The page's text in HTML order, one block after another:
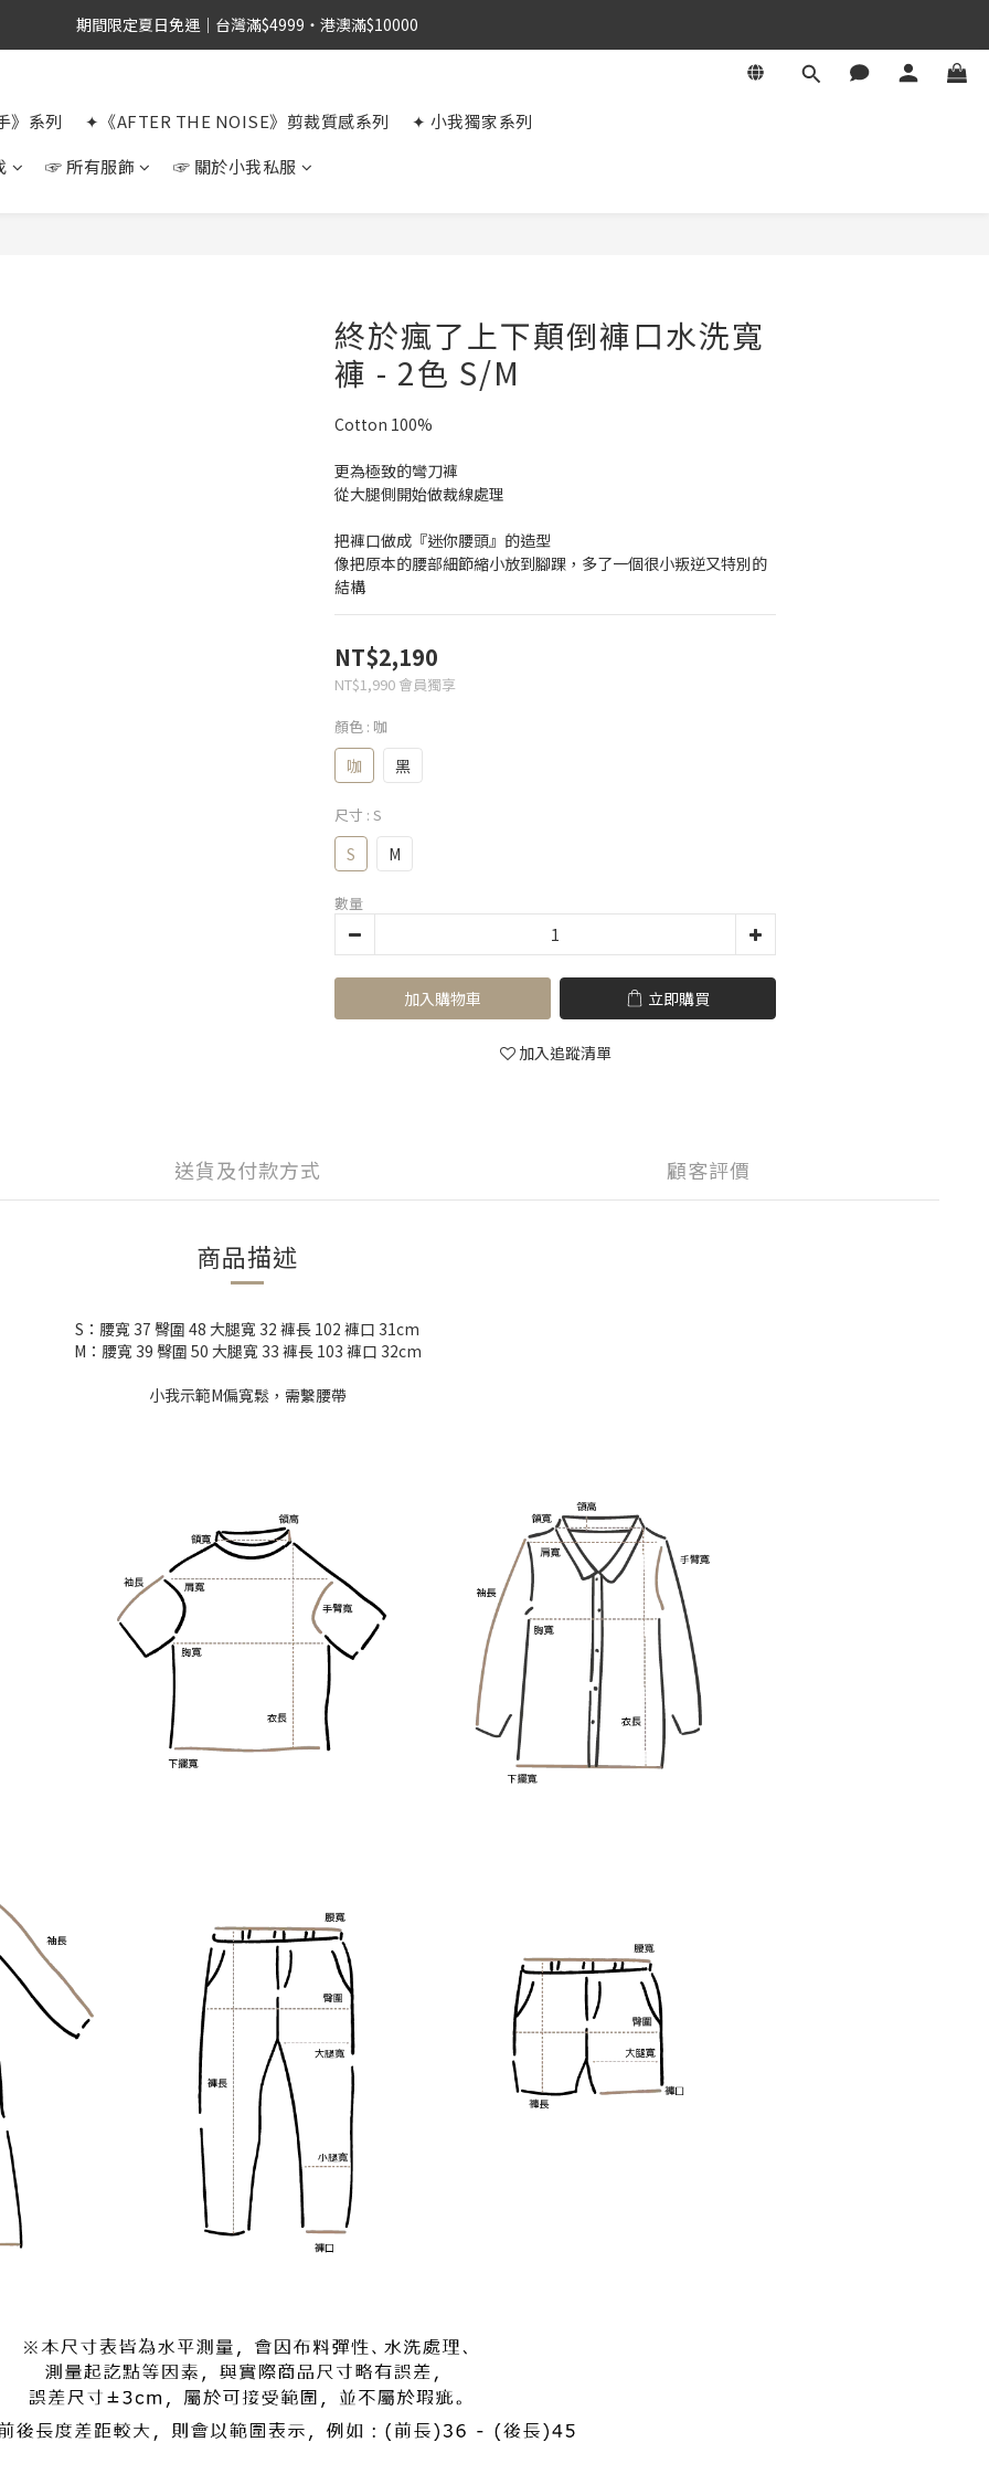
期間限定夏日免運｜台灣滿$4999・港澳滿$10000
》系列 ✦《AFTER THE NOISE》剪裁質感系列
✦ 小我獨家系列
☞ 所有服飾 ☞ 關於小我私服
終於瘋了上下顛倒褲口水洗寬
褲 - 2色 S/M
Cotton 100%
更為極致的彎刀褲
從大腿側開始做裁線處理
把褲口做成『迷你腰頭』的造型
像把原本的腰部細節縮小放到腳踝，多了一個很小叛逆又特別的
結構
NT$2,190
NT$1,990 會員獨享
顏色 : 咖
咖 黑
尺寸 : S
S M
數量
加入購物車 立即購買
加入追蹤清單
送貨及付款方式 顧客評價
商品描述
S：腰寬 37 臀圍 48 大腿寬 32 褲長 102 褲口 31cm
M：腰寬 39 臀圍 50 大腿寬 33 褲長 103 褲口 32cm
小我示範M偏寬鬆，需繫腰帶